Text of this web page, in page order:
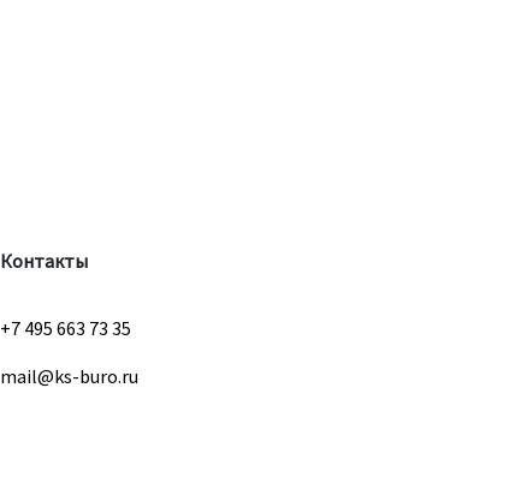
Контакты
+7 495 663 73 35
mail@ks-buro.ru